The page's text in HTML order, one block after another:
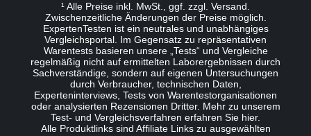
¹ Alle Preise inkl. MwSt., ggf. zzgl. Versand.
Zwischenzeitliche Änderungen der Preise möglich.
ExpertenTesten ist ein neutrales und unabhängiges
Vergleichsportal. Im Gegensatz zu repräsentativen
Warentests basieren unsere „Tests“ und Vergleiche
regelmäßig nicht auf ermittelten Laborergebnissen durch
Sachverständige, sondern auf eigenen Untersuchungen
durch Verbraucher, technischen Daten,
Experteninterviews, Tests von Warentestorganisationen
oder analysierten Rezensionen Dritter. Mehr zu unserem
Test- und Vergleichsverfahren erfahren Sie hier.
Alle Produktlinks sind Affiliate Links zu ausgewählten